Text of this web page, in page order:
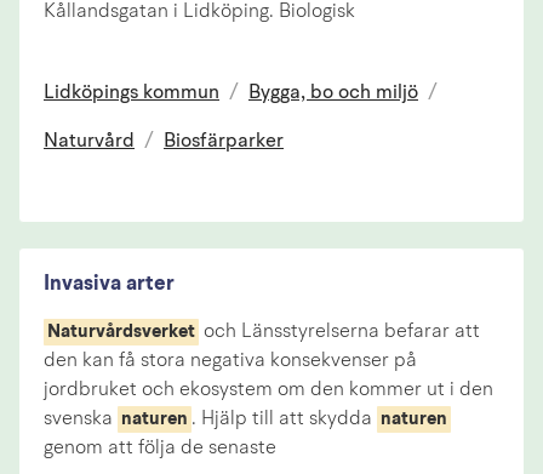
Kållandsgatan i Lidköping. Biologisk
Lidköpings kommun / Bygga, bo och miljö /
Naturvård / Biosfärparker
Invasiva arter
Naturvårdsverket och Länsstyrelserna befarar att
den kan få stora negativa konsekvenser på
jordbruket och ekosystem om den kommer ut i den
svenska naturen . Hjälp till att skydda naturen
genom att följa de senaste